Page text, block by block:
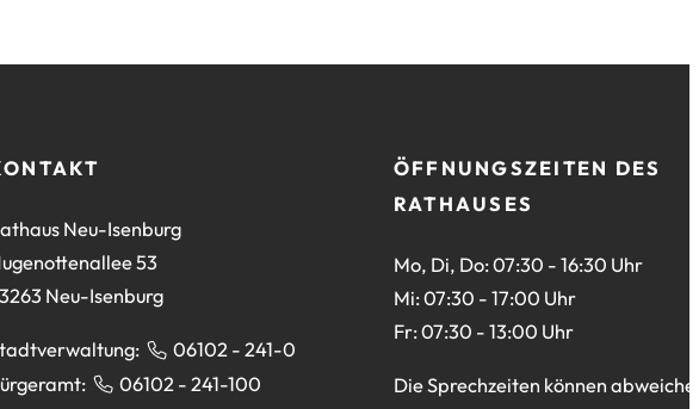
Neu-Isenburg
53
Neu-Isenburg
06102 - 241-0
06102 - 241-100
ÖFFNUNGSZEITEN DES
RATHAUSES
Mo, Di, Do: 07:30 - 16:30 Uhr
Mi: 07:30 - 17:00 Uhr
Fr: 07:30 - 13:00 Uhr
Die Sprechzeiten können